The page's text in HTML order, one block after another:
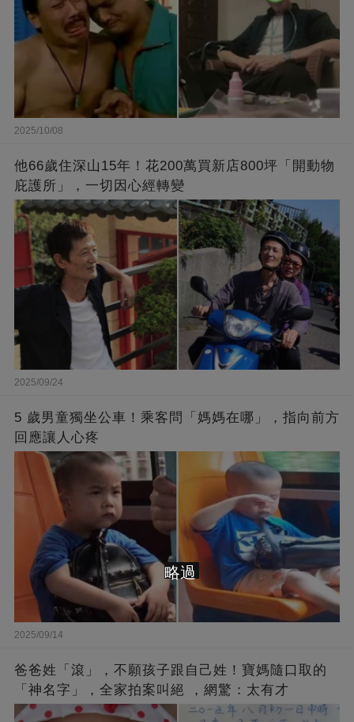
2025/10/08
他66歲住深山15年！花200萬買新店800坪「開動物
庇護所」，一切因心經轉變
2025/09/24
5 歲男童獨坐公車！乘客問「媽媽在哪」，指向前方
回應讓人心疼
2025/09/14
爸爸姓「滾」，不願孩子跟自己姓！寶媽隨口取的
「神名字」，全家拍案叫絕 ，網驚：太有才
略過